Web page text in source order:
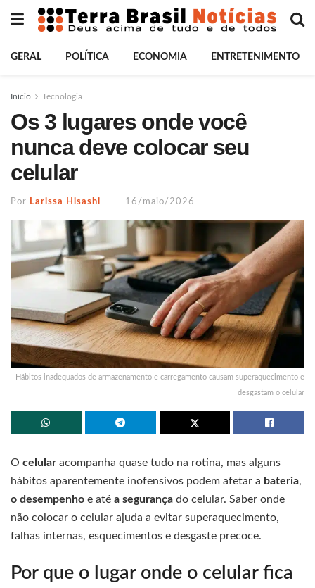
GERAL POLÍTICA ECONOMIA ENTRETENIMENTO
Início Tecnologia
Os 3 lugares onde você
nunca deve colocar seu
celular
Por Larissa Hisashi 16/maio/2026
Hábitos inadequados de armazenamento e carregamento causam superaquecimento e
desgastam o celular
O celular acompanha quase tudo na rotina, mas alguns
hábitos aparentemente inofensivos podem afetar a bateria,
o desempenho e até a segurança do celular. Saber onde
não colocar o celular ajuda a evitar superaquecimento,
falhas internas, esquecimentos e desgaste precoce.
Por que o lugar onde o celular fica